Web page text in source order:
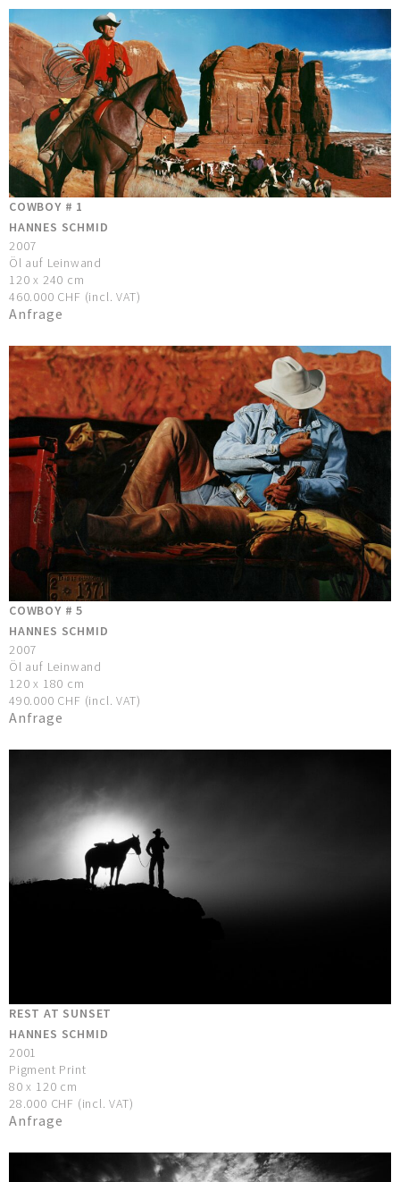
COWBOY # 1
HANNES SCHMID
2007
Öl auf Leinwand
120 x 240 cm
460.000 CHF (incl. VAT)
Anfrage
COWBOY # 5
HANNES SCHMID
2007
Öl auf Leinwand
120 x 180 cm
490.000 CHF (incl. VAT)
Anfrage
REST AT SUNSET
HANNES SCHMID
2001
Pigment Print
80 x 120 cm
28.000 CHF (incl. VAT)
Anfrage